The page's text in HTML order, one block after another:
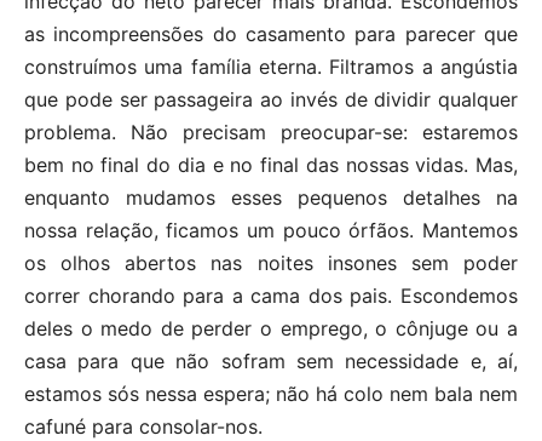
as incompreensões do casamento para parecer que
construímos uma família eterna. Filtramos a angústia
que pode ser passageira ao invés de dividir qualquer
problema. Não precisam preocupar-se: estaremos
bem no final do dia e no final das nossas vidas. Mas,
enquanto mudamos esses pequenos detalhes na
nossa relação, ficamos um pouco órfãos. Mantemos
os olhos abertos nas noites insones sem poder
correr chorando para a cama dos pais. Escondemos
deles o medo de perder o emprego, o cônjuge ou a
casa para que não sofram sem necessidade e, aí,
estamos sós nessa espera; não há colo nem bala nem
cafuné para consolar-nos.